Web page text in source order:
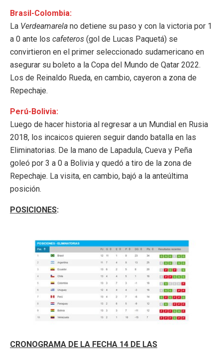
Brasil-Colombia:
La Verdeamarela no detiene su paso y con la victoria por 1
a 0 ante los cafeteros (gol de Lucas Paquetá) se
convirtieron en el primer seleccionado sudamericano en
asegurar su boleto a la Copa del Mundo de Qatar 2022.
Los de Reinaldo Rueda, en cambio, cayeron a zona de
Repechaje.
Perú-Bolivia:
Luego de hacer historia al regresar a un Mundial en Rusia
2018, los incaicos quieren seguir dando batalla en las
Eliminatorias. De la mano de Lapadula, Cueva y Peña
goleó por 3 a 0 a Bolivia y quedó a tiro de la zona de
Repechaje. La visita, en cambio, bajó a la anteúltima
posición.
POSICIONES:
CRONOGRAMA DE LA FECHA 14 DE LAS